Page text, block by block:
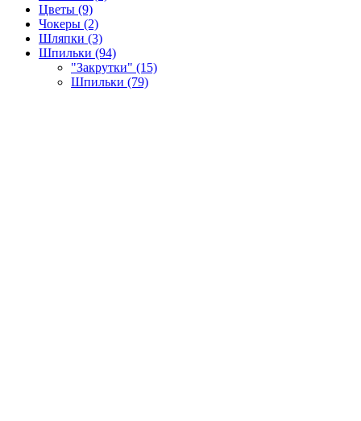
Цветы (9)
Чокеры (2)
Шляпки (3)
Шпильки (94)
"Закрутки" (15)
Шпильки (79)